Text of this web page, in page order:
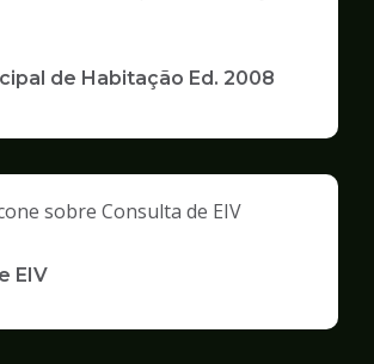
de Habitação Ed. 2008
EIV